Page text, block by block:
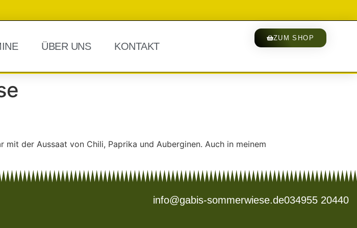
ÜBER UNS KONTAKT
ZUM SHOP
der Aussaat von Chili, Paprika und Auberginen. Auch in meinem
034955 20440
info@gabis-sommerwiese.de